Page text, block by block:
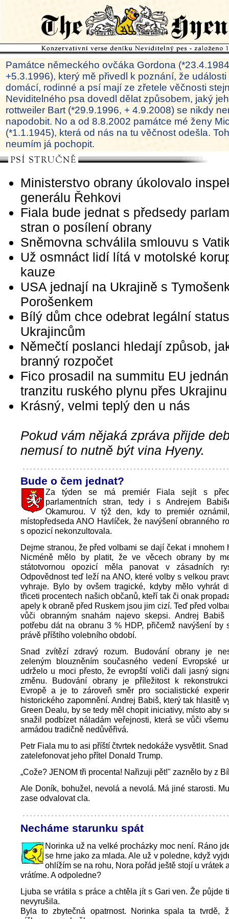
Památce německého ovčáka Gordona
+5.3.1996), který mě přivedl k poznání, že
domácí, rodinné a psí mají ze zřetele věčnosti
Neviditelného psa dovedl dělat způsobem, jaký
rottweiler Bart (*29.9.1996, + 4.9.2008) se nikdy
napodobit. No a od 8.8.2002 památce mé ženy
(*1.1.1945), která od nás na tu věčnost odešla.
neumím já pochopit.
Ministerstvo obrany úkolovalo
generálu Řehkovi
Fiala bude jednat s předsedy
stran o posílení obrany
Sněmovna schválila smlouvu s
Už osmnáct lidí lítá v motolské
kauze
USA jednají na Ukrajině s
Porošenkem
Bílý dům chce odebrat legální status
Ukrajincům
Němečtí poslanci hledají způsob,
branný rozpočet
Fico prosadil na summitu EU
tranzitu ruského plynu přes Ukrajinu
Krásný, velmi teplý den u nás
Pokud vám nějaká zpráva přijde
nemusí to nutně být vina Hyeny.
Bude o čem jednat?
Za týden se má premiér Fiala sejít s
parlamentních stran, tedy i s Andrejem
Okamurou. V týž den, kdy to premiér
místopředseda ANO Havlíček, že navýšení obranného
s opozicí nekonzultovala.
Dejme stranou, že před volbami se dají čekat i mnohem
Nicméně mělo by platit, že ve věcech obrany by
státotvornou opozicí měla panovat v zásadních
Odpovědnost teď leží na ANO, které volby s velkou
vyhraje. Bylo by ovšem tragické, kdyby mělo vyhrát
třiceti procentech našich občanů, kteří tak či onak
apely k obraně před Ruskem jsou jim cizí. Teď před
vůči obranným snahám najevo skepsi. Andrej Babiš
potřebu dát na obranu 3 % HDP, přičemž navýšení by
právě příštího volebního období.
Snad zvítězí zdravý rozum. Budování obrany je
zeleným blouzněním současného vedení Evropské
udrželo u moci přesto, že evropští voliči dali jasný
změnu. Budování obrany je příležitost k
Evropě a je to zároveň směr pro socialistické
historického zapomnění. Andrej Babiš, který tak hlasitě
Green Dealu, by se tedy měl chopit iniciativy, místo aby
snažil podbízet náladám veřejnosti, která se vůči
armádou tradičně nedůvěřivá.
Petr Fiala mu to asi příští čtvrtek nedokáže vysvětlit.
zatelefonovat jeho přítel Donald Trump.
„Cože? JENOM tři procenta! Nařizuji pět!" zaznělo by z
Ale Doník, bohužel, nevolá a nevolá. Má jiné starosti.
zase odvalovat cla.
Necháme starunku spát
Norinka už na velké procházky moc není. Ráno
se hrne jako za mlada. Ale už v poledne, když
ohlížím se na rohu, Nora pořád ještě stojí u vrátek
vrátíme. A odpoledne?
Ljuba se vrátila s práce a chtěla jít s Gari ven. Že půjde
nevyrušila.
Byla to zbytečná opatrnost. Norinka spala ta tvrdě,